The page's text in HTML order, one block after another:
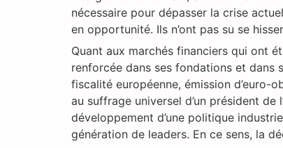
nécessaire pour dépasser la crise
en opportunité. Ils n’ont pas su se
Quant aux marchés financiers qui ont
renforcée dans ses fondations et dans
fiscalité européenne, émission d’euro-
au suffrage universel d’un président
développement d’une politique
génération de leaders. En ce sens, la